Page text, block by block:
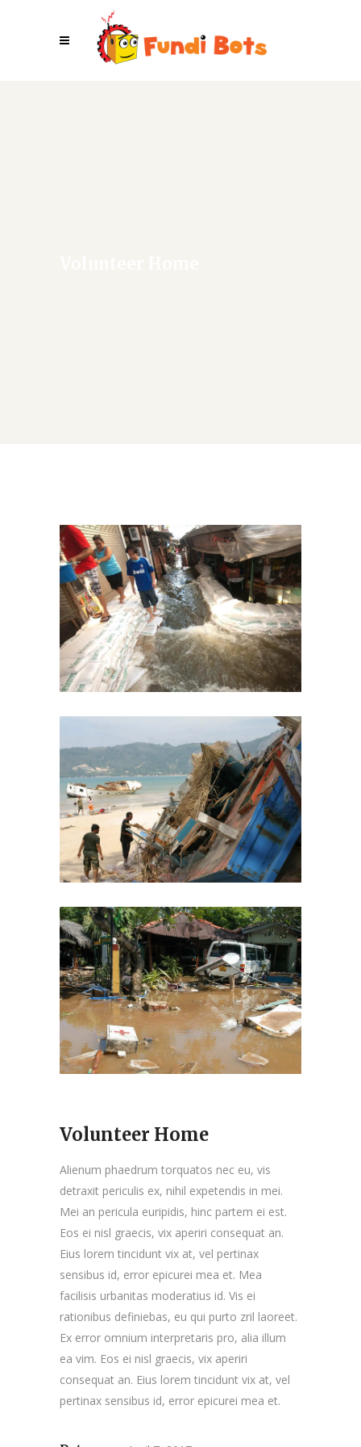
Volunteer Home
Alienum phaedrum torquatos nec eu, vis
detraxit periculis ex, nihil expetendis in mei.
Mei an pericula euripidis, hinc partem ei est.
Eos ei nisl graecis, vix aperiri consequat an.
Eius lorem tincidunt vix at, vel pertinax
sensibus id, error epicurei mea et. Mea
facilisis urbanitas moderatius id. Vis ei
rationibus definiebas, eu qui purto zril laoreet.
Ex error omnium interpretaris pro, alia illum
ea vim. Eos ei nisl graecis, vix aperiri
consequat an. Eius lorem tincidunt vix at, vel
pertinax sensibus id, error epicurei mea et.